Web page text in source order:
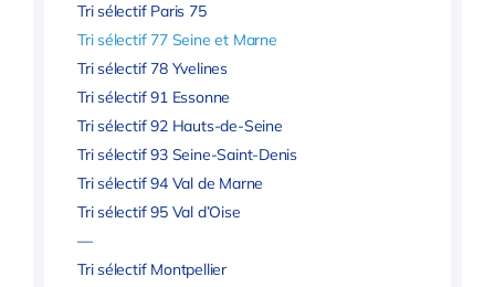
Tri sélectif Paris 75
Tri sélectif 77 Seine et Marne
Tri sélectif 78 Yvelines
Tri sélectif 91 Essonne
Tri sélectif 92 Hauts-de-Seine
Tri sélectif 93 Seine-Saint-Denis
Tri sélectif 94 Val de Marne
Tri sélectif 95 Val d’Oise
—
Tri sélectif Montpellier